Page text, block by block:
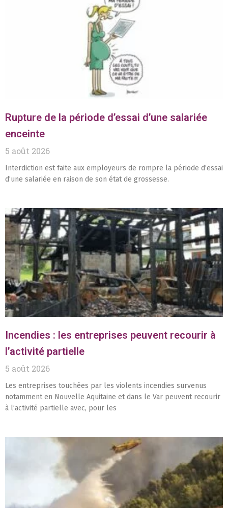
Rupture de la période d’essai d’une salariée
enceinte
5 août 2026
Interdiction est faite aux employeurs de rompre la période d’essai
d’une salariée en raison de son état de grossesse.
Incendies : les entreprises peuvent recourir à
l’activité partielle
5 août 2026
Les entreprises touchées par les violents incendies survenus
notamment en Nouvelle Aquitaine et dans le Var peuvent recourir
à l’activité partielle avec, pour les